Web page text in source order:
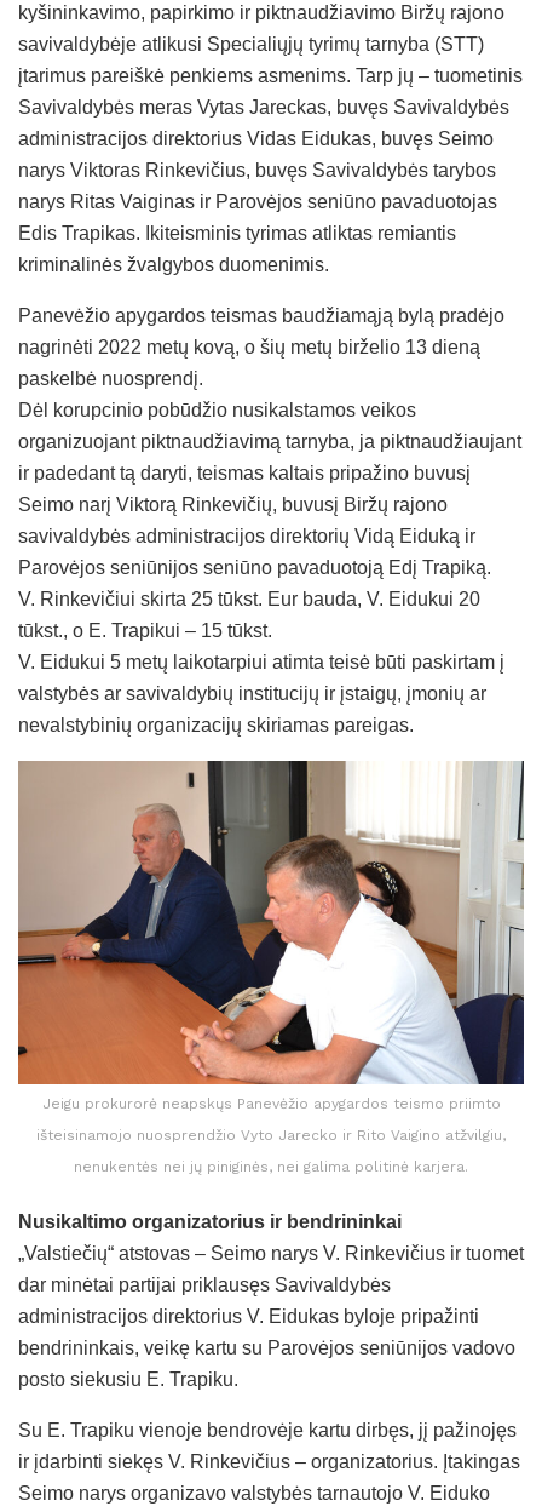
kyšininkavimo, papirkimo ir piktnaudžiavimo Biržų rajono
savivaldybėje atlikusi Specialiųjų tyrimų tarnyba (STT)
įtarimus pareiškė penkiems asmenims. Tarp jų – tuometinis
Savivaldybės meras Vytas Jareckas, buvęs Savivaldybės
administracijos direktorius Vidas Eidukas, buvęs Seimo
narys Viktoras Rinkevičius, buvęs Savivaldybės tarybos
narys Ritas Vaiginas ir Parovėjos seniūno pavaduotojas
Edis Trapikas. Ikiteisminis tyrimas atliktas remiantis
kriminalinės žvalgybos duomenimis.
Panevėžio apygardos teismas baudžiamąją bylą pradėjo
nagrinėti 2022 metų kovą, o šių metų birželio 13 dieną
paskelbė nuosprendį.
Dėl korupcinio pobūdžio nusikalstamos veikos
organizuojant piktnaudžiavimą tarnyba, ja piktnaudžiaujant
ir padedant tą daryti, teismas kaltais pripažino buvusį
Seimo narį Viktorą Rinkevičių, buvusį Biržų rajono
savivaldybės administracijos direktorių Vidą Eiduką ir
Parovėjos seniūnijos seniūno pavaduotoją Edį Trapiką.
V. Rinkevičiui skirta 25 tūkst. Eur bauda, V. Eidukui 20
tūkst., o E. Trapikui – 15 tūkst.
V. Eidukui 5 metų laikotarpiui atimta teisė būti paskirtam į
valstybės ar savivaldybių institucijų ir įstaigų, įmonių ar
nevalstybinių organizacijų skiriamas pareigas.
Jeigu prokurorė neapskųs Panevėžio apygardos teismo priimto
išteisinamojo nuosprendžio Vyto Jarecko ir Rito Vaigino atžvilgiu,
nenukentės nei jų piniginės, nei galima politinė karjera.
Nusikaltimo organizatorius ir bendrininkai
„Valstiečių“ atstovas – Seimo narys V. Rinkevičius ir tuomet
dar minėtai partijai priklausęs Savivaldybės
administracijos direktorius V. Eidukas byloje pripažinti
bendrininkais, veikę kartu su Parovėjos seniūnijos vadovo
posto siekusiu E. Trapiku.
Su E. Trapiku vienoje bendrovėje kartu dirbęs, jį pažinojęs
ir įdarbinti siekęs V. Rinkevičius – organizatorius. Įtakingas
Seimo narys organizavo valstybės tarnautojo V. Eiduko